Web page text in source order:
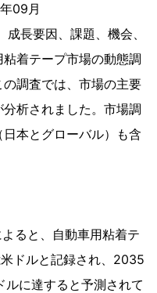
09月
長要因、課題、機会、
着テープ市場の動態調
調査では、市場の主要
析されました。市場調
本とグローバル）も含
ると、自動車用粘着テ
ドルと記録され、2035
に達すると予測されて